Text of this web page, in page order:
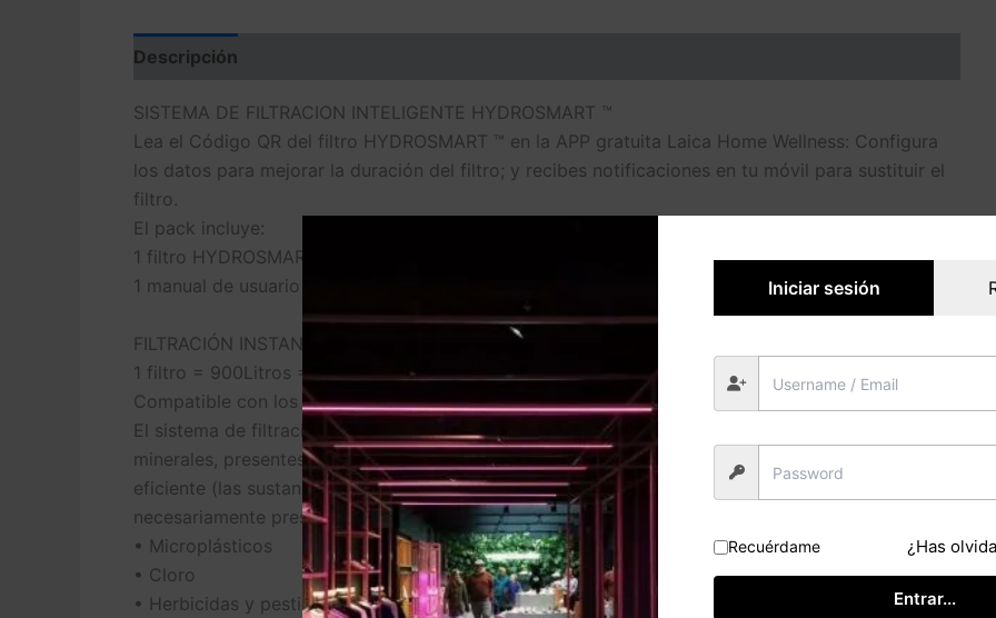
Descripción
SISTEMA DE FILTRACION INTELIGENTE HYDROSMART ™
Lea el Código QR del filtro HYDROSMART ™ en la APP gratuita Laica Home Wellness: Configura
los datos para mejorar la duración del filtro; y recibes notificaciones en tu móvil para sustituir el
filtro.
El pack incluye:
1 filtro HYDROSMART ™
1 manual de usuario
FILTRACIÓN INSTANTÁNEA
1 filtro = 900Litros = 3 meses de agua filtrada
Compatible con los dispositivos LAICA: VENEZIA y GENOVA
El sistema de filtración para el grifo LAICA con el filtro HYDROSMART™ mantiene las sales
minerales, presentes de forma natural en el suministro de agua del grifo, y reduce de manera
eficiente (las sustancias enumeradas no están
necesariamente presentes en el suministro de agua de la red):
• Microplásticos
• Cloro
• Herbicidas y pesticidas clorados
Iniciar sesión
Recuérdame ¿Has
Entrar...